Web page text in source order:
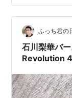
年8月
20日
2003
年9月
13日
： 映画
2003
年9月
18日
： 「モ
ト、三人祭*2
いるのでしょ
ッ！」ってさ
ら。 M-line…
ふっち君の
石川梨華バ
Revolution